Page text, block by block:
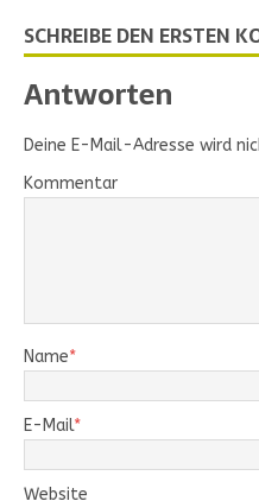
SCHREIBE DEN ERSTEN
Antworten
Deine E-Mail-Adresse wird
Kommentar
Name*
E-Mail*
Website